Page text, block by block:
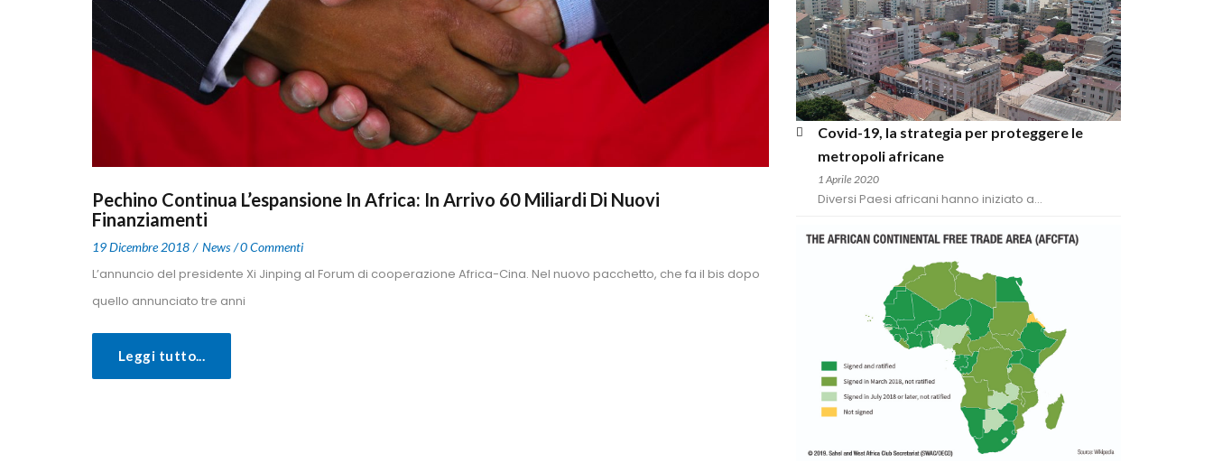
Pechino Continua L’espansione In Africa: In Arrivo 60 Miliardi Di Nuovi
Finanziamenti
19 Dicembre 2018 New 0 Commenti
L’annuncio del presidente Xi Jinping al Forum di cooperazione Africa-Cina. Nel nuovo pacchetto, che fa il bis dopo
quello annunciato tre anni
Leggi tutto...
Covid-19, la strategia per proteggere le
metropoli africane
1 Aprile 2020
Diversi Paesi africani hanno iniziato a...